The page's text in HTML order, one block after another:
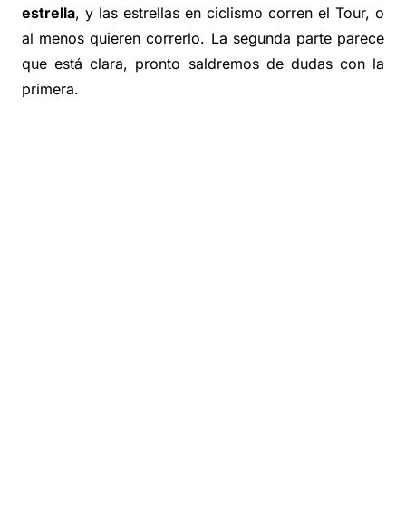
estrella, y las estrellas en ciclismo corren el Tour, o
al menos quieren correrlo. La segunda parte parece
que está clara, pronto saldremos de dudas con la
primera.